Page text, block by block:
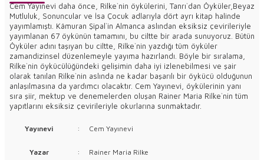
Cem Yayınevi daha önce, Rilke`nin öykülerini, Tanrı`dan Öyküler,Beyaz
Mutluluk, Sonuncular ve İsa Çocuk adlarıyla dört ayrı kitap halinde
yayımlamıştı. Kâmuran Şipal`in Almanca aslından eksiksiz çevirileriyle
yayımlanan 67 öykünün tamamını, bu ciltte bir arada sunuyoruz. Bütün
Öyküler adını taşıyan bu ciltte, Rilke`nin yazdığı tüm öyküler
zamandizinsel düzenlemeyle yayıma hazırlandı. Böyle bir sıralama,
Rilke`nin öykücülüğündeki gelişimin daha iyi izlenebilmesi ve şair
olarak tanılan Rilke`nin aslında ne kadar başarılı bir öykücü olduğunun
anlaşılmasına da yardımcı olacaktır. Cem Yayınevi, öykülerinin yanı
sıra şiir, mektup ve denemelerden oluşan Rainer Maria Rilke`nin tüm
yapıtlarını eksiksiz çevirileriyle okurlarına sunmaktadır.
Yayınevi : Cem Yayınevi
Yazar : Rainer Maria Rilke